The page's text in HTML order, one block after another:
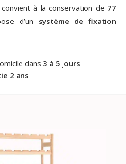
à la conservation de 77
d’un système de fixation
dans 3 à 5 jours
2 ans